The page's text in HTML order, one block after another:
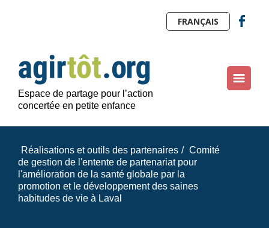
Espace de partage pour l’action
concertée en petite enfance
FRANÇAIS
Réalisations et outils des partenaires / Comité
de gestion de l'entente de partenariat pour
l'amélioration de la santé globale par la
promotion et le développement des saines
habitudes de vie à Laval